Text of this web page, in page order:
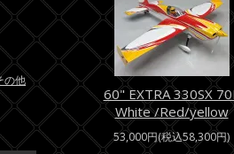
60" EXTRA 330SX
White /Red/yellow
53,000円(税込58,300円)
の他